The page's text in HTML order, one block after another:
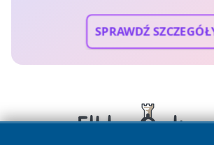
SPRAWDŹ